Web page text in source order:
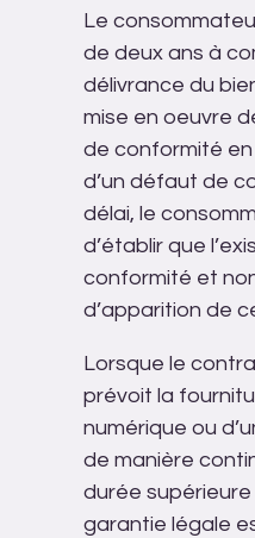
Le
de deux ans à
délivrance du
mise en oeuvre
de conformité en
d’un défaut de
délai, le
d’établir que
conformité et
d’apparition de
Lorsque le
prévoit la
numérique ou
de manière
durée supérieure
garantie légale